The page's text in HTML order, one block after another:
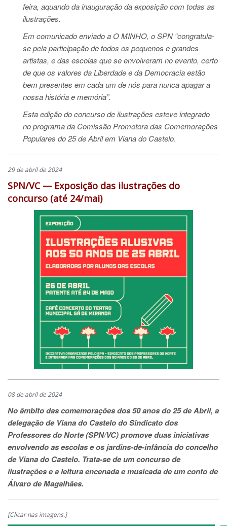
feira, aquando da inauguração da exposição com todas as
ilustrações.
Em comunicado enviado a O MINHO, o SPN “congratula-
se pela participação de todos os pequenos e grandes
artistas, e das escolas que se envolveram no evento, certo
de que os valores da Liberdade e da Democracia estão
bem presentes em cada um de nós para nunca apagar a
nossa história e memória”.
Esta edição do concurso de ilustrações esteve integrado
no programa da Comissão Promotora das Comemorações
Populares do 25 de Abril em Viana do Castelo.
29 de abril de 2024
SPN/VC — Exposição das ilustrações do
concurso (até 24/mai)
08 de abril de 2024
No âmbito das comemorações dos 50 anos do 25 de Abril, a
delegação de Viana do Castelo do Sindicato dos
Professores do Norte (SPN/VC) promove duas iniciativas
envolvendo as escolas e os jardins-de-infância do concelho
de Viana do Castelo. Trata-se de um concurso de
ilustrações e a leitura encenada e musicada de um conto de
Álvaro de Magalhães.
[Clicar nas imagens.]